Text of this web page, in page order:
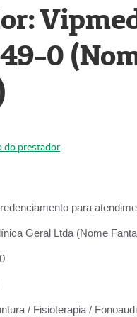
0
do prestador
para
Geral Ltda (Nome
/ Fisioterapia /